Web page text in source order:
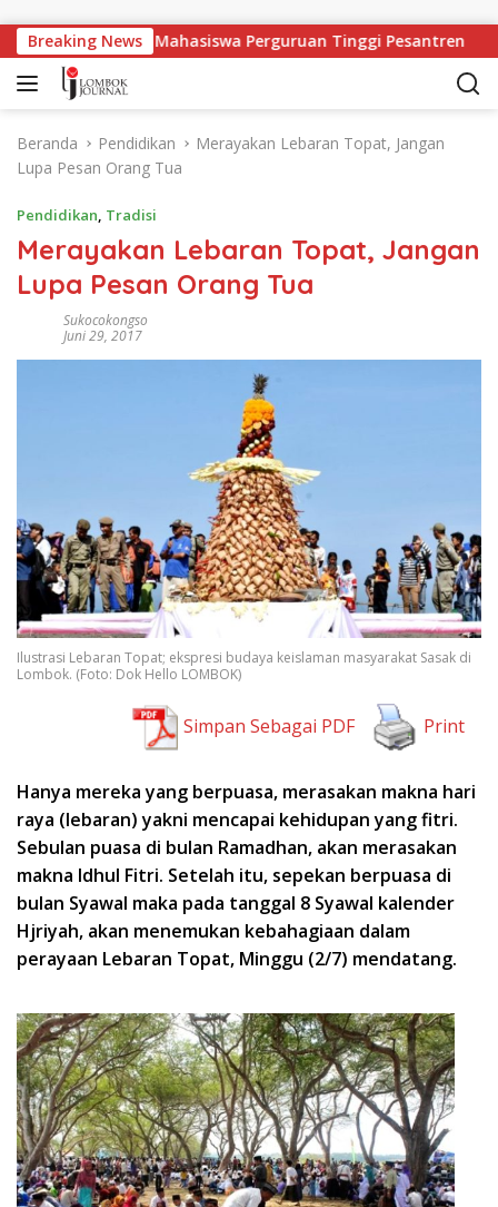
Breaking News
Kerja Bagi Mahasiswa Perguruan Tinggi Pesantren
Beranda Pendidikan
Merayakan Lebaran Topat, Jangan
Lupa Pesan Orang Tua
Pendidikan, Tradisi
Merayakan Lebaran Topat, Jangan
Lupa Pesan Orang Tua
Sukocokongso
Juni 29, 2017
Ilustrasi Lebaran Topat; ekspresi budaya keislaman masyarakat Sasak di
Lombok. (Foto: Dok Hello LOMBOK)
Simpan Sebagai PDF Print
Hanya mereka yang berpuasa, merasakan makna hari
raya (lebaran)yakni mencapai kehidupan yang fitri.
Sebulan puasa di bulan Ramadhan, akan merasakan
makna Idhul Fitri. Setelah itu, sepekan berpuasa di
bulan Syawal maka pada tanggal 8 Syawal kalender
Hjriyah, akan menemukan kebahagiaan dalam
perayaan Lebaran Topat, Minggu (2/7) mendatang.